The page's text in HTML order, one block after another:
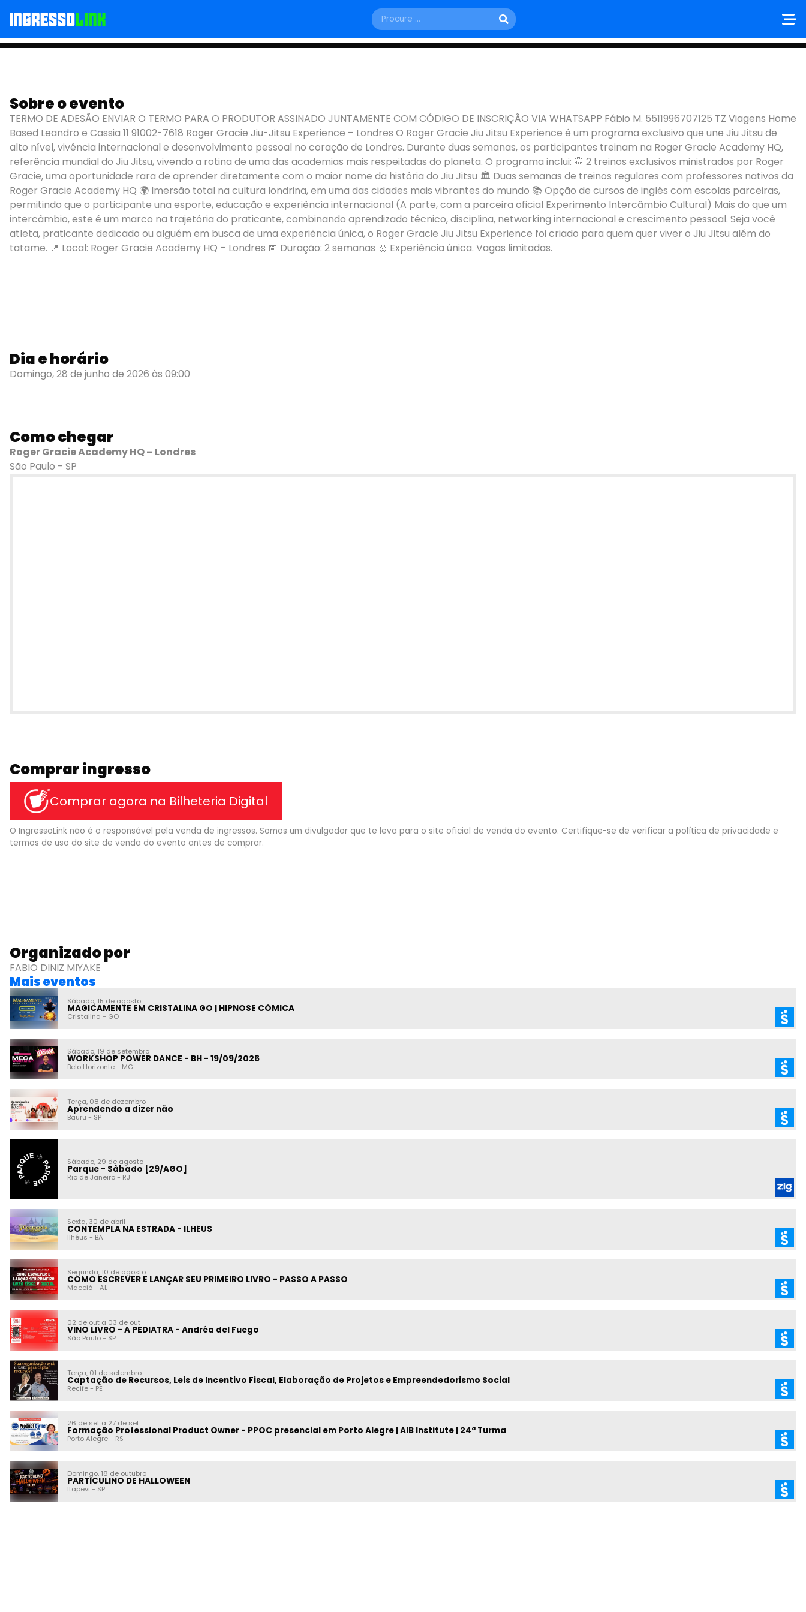
ROGER GRACIE JIU JITSU EXPERIENCE
São Paulo - SP
Sobre o evento
TERMO DE ADESÃO ENVIAR O TERMO PARA O PRODUTOR ASSINADO JUNTAMENTE COM CÓDIGO DE INSCRIÇÃO VIA WHATSAPP Fábio M. 5511996707125 TZ Viagens Home
Based Leandro e Cassia 11 91002-7618 Roger Gracie Jiu-Jitsu Experience – Londres O Roger Gracie Jiu Jitsu Experience é um programa exclusivo que une Jiu Jitsu de
alto nível, vivência internacional e desenvolvimento pessoal no coração de Londres. Durante duas semanas, os participantes treinam na Roger Gracie Academy HQ,
referência mundial do Jiu Jitsu, vivendo a rotina de uma das academias mais respeitadas do planeta. O programa inclui: 🥋 2 treinos exclusivos ministrados por Roger
Gracie, uma oportunidade rara de aprender diretamente com o maior nome da história do Jiu Jitsu 🏛️ Duas semanas de treinos regulares com professores nativos da
Roger Gracie Academy HQ 🌍 Imersão total na cultura londrina, em uma das cidades mais vibrantes do mundo 📚 Opção de cursos de inglês com escolas parceiras,
permitindo que o participante una esporte, educação e experiência internacional (A parte, com a parceira oficial Experimento Intercâmbio Cultural) Mais do que um
intercâmbio, este é um marco na trajetória do praticante, combinando aprendizado técnico, disciplina, networking internacional e crescimento pessoal. Seja você
atleta, praticante dedicado ou alguém em busca de uma experiência única, o Roger Gracie Jiu Jitsu Experience foi criado para quem quer viver o Jiu Jitsu além do
tatame. 📍 Local: Roger Gracie Academy HQ – Londres 📅 Duração: 2 semanas 🥇 Experiência única. Vagas limitadas.
Dia e horário
Domingo, 28 de junho de 2026 às 09:00
Como chegar
Roger Gracie Academy HQ – Londres
São Paulo - SP
Comprar ingresso
Comprar agora na Bilheteria Digital
O IngressoLink não é o responsável pela venda de ingressos. Somos um divulgador que te leva para o site oficial de venda do evento. Certifique-se de verificar a política de privacidade e
termos de uso do site de venda do evento antes de comprar.
Organizado por
FABIO DINIZ MIYAKE
Mais eventos
Sábado, 15 de agosto
MAGICAMENTE EM CRISTALINA GO | HIPNOSE CÔMICA
Cristalina - GO
Sábado, 19 de setembro
WORKSHOP POWER DANCE - BH - 19/09/2026
Belo Horizonte- MG
Terça, 08 de dezembro
Aprendendo a dizer não
Bauru - SP
Sábado, 29 de agosto
Parque - Sàbado [29/AGO]
Rio de Janeiro- RJ
Sexta, 30 de abril
CONTEMPLA NA ESTRADA - ILHÉUS
Ilhéus - BA
Segunda, 10 de agosto
COMO ESCREVER E LANÇAR SEU PRIMEIRO LIVRO - PASSO A PASSO
Maceió- AL
02 de out a 03 de out
VINO LIVRO - A PEDIATRA - Andréa del Fuego
São Paulo- SP
Terça, 01 de setembro
Captação de Recursos, Leis de Incentivo Fiscal, Elaboração de Projetos e Empreendedorismo Social
Recife- PE
26 de set a 27 de set
Formação Professional Product Owner - PPOC presencial em Porto Alegre | AIB Institute | 24ª Turma
Porto Alegre- RS
Domingo, 18 de outubro
PARTICULINO DE HALLOWEEN
Itapevi - SP